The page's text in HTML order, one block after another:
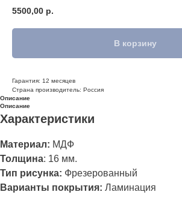
5500,00 р.
В корзину
Гарантия: 12 месяцев
Страна производитель: Россия
Описание
Описание
Характеристики
Материал: МДФ
Толщина: 16 мм.
Тип рисунка: Фрезерованный
Варианты покрытия: Ламинация